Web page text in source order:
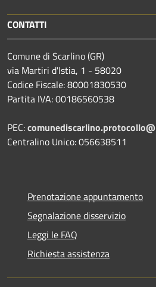
CONTATTI
Comune di Scarlino (GR)
via Martiri d'Istia, 1 - 58020
Codice Fiscale: 80001830530
Partita IVA: 00186560538
PEC:
Centralino Unico: 056638511
Prenotazione appuntamento
Segnalazione disservizio
Leggi le FAQ
Richiesta assistenza